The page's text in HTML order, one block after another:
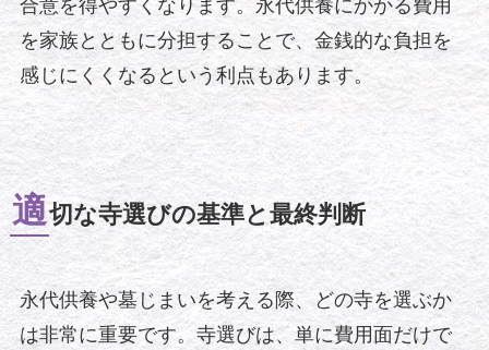
合意を得やすくなります。永代供養にかかる費用
を家族とともに分担することで、金銭的な負担を
感じにくくなるという利点もあります。
適切な寺選びの基準と最終判断
永代供養や墓じまいを考える際、どの寺を選ぶか
は非常に重要です。寺選びは、単に費用面だけで